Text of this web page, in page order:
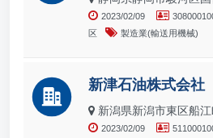
2023/02/09
区
製造業(輸送用機械)
新津石油株式会社
新潟県新潟市東区船
2023/02/09